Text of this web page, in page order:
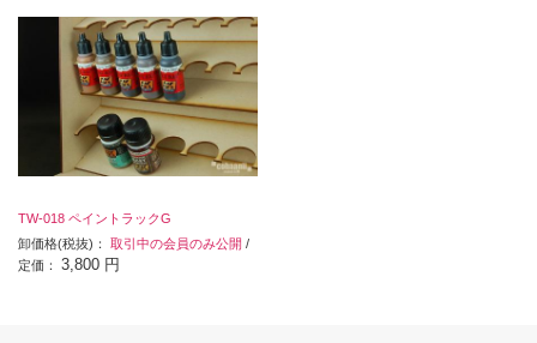
TW-018 ペイントラックG
卸価格(税抜)： 取引中の会員のみ公開 /
定価： 3,800 円